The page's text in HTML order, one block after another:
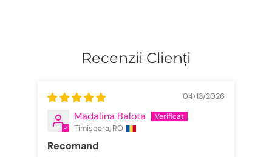
Recenzii Clienți
04/13/2026
Madalina Balota
Timișoara, RO
Recomand